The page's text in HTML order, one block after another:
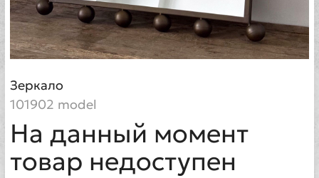
Зеркало
101902 model
На данный момент
товар недоступен